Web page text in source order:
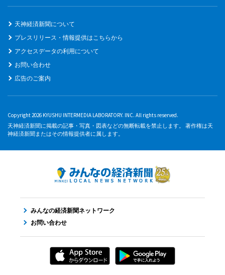
天神経済新聞について
プレスリリース・情報提供はこちらから
アクセスデータの利用について
お問い合わせ
広告のご案内
Copyright 2026 KYUSHU INTERMEDIA LABORATORY. INC. All rights reserved.
天神経済新聞に掲載の記事・写真・図表などの無断転載を禁止します。 著作権は天
神経済新聞またはその情報提供者に属します。
みんなの経済新聞ネットワーク
お問い合わせ